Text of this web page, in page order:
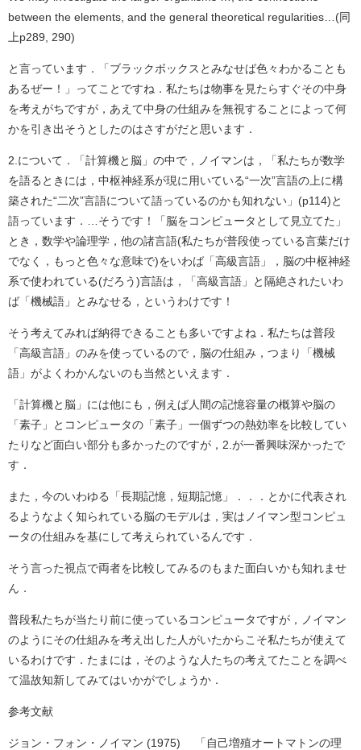
between the elements, and the general theoretical regularities…(同
上p289, 290)
と言っています．「ブラックボックスとみなせば色々わかることも
あるぜー！」ってことですね．私たちは物事を見たらすぐその中身
を考えがちですが，あえて中身の仕組みを無視することによって何
かを引き出そうとしたのはさすがだと思います．
2.について．「計算機と脳」の中で，ノイマンは，「私たちが数学
を語るときには，中枢神経系が現に用いている“一次”言語の上に構
築された“二次”言語について語っているのかも知れない」(p114)と
語っています．…そうです！「脳をコンピュータとして見立てた」
とき，数学や論理学，他の諸言語(私たちが普段使っている言葉だけ
でなく，もっと色々な意味で)をいわば「高級言語」，脳の中枢神経
系で使われている(だろう)言語は，「高級言語」と隔絶されたいわ
ば「機械語」とみなせる，というわけです！
そう考えてみれば納得できることも多いですよね．私たちは普段
「高級言語」のみを使っているので，脳の仕組み，つまり「機械
語」がよくわかんないのも当然といえます．
「計算機と脳」には他にも，例えば人間の記憶容量の概算や脳の
「素子」とコンピュータの「素子」一個ずつの熱効率を比較してい
たりなど面白い部分も多かったのですが，2.が一番興味深かったで
す．
また，今のいわゆる「長期記憶，短期記憶」．．．とかに代表され
るようなよく知られている脳のモデルは，実はノイマン型コンピュ
ータの仕組みを基にして考えられているんです．
そう言った視点で両者を比較してみるのもまた面白いかも知れませ
ん．
普段私たちが当たり前に使っているコンピュータですが，ノイマン
のようにその仕組みを考え出した人がいたからこそ私たちが使えて
いるわけです．たまには，そのような人たちの考えてたことを調べ
て温故知新してみてはいかがでしょうか．
参考文献
ジョン・フォン・ノイマン (1975) 「自己増殖オートマトンの理